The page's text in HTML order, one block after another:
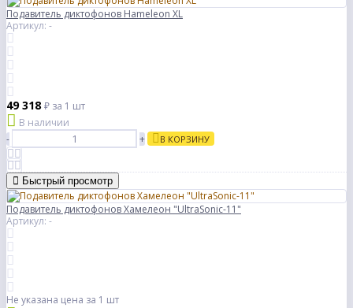
Подавитель диктофонов Hameleon XL
Артикул: -
49 318 ₽ за 1 шт
В наличии
-
+ В КОРЗИНУ
Быстрый просмотр
Подавитель диктофонов Хамелеон "UltraSonic-11"
Артикул: -
Не указана цена за 1 шт